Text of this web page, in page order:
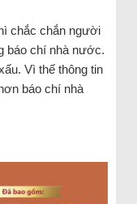
chắc chắn người
báo chí nhà nước.
Vì thế thông tin
báo chí nhà